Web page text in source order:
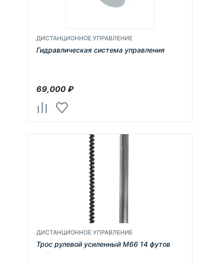
ДИСТАНЦИОННОЕ УПРАВЛЕНИЕ
Гидравлическая система управления
69,000₽
ДИСТАНЦИОННОЕ УПРАВЛЕНИЕ
Трос рулевой усиленный М66 14 футов